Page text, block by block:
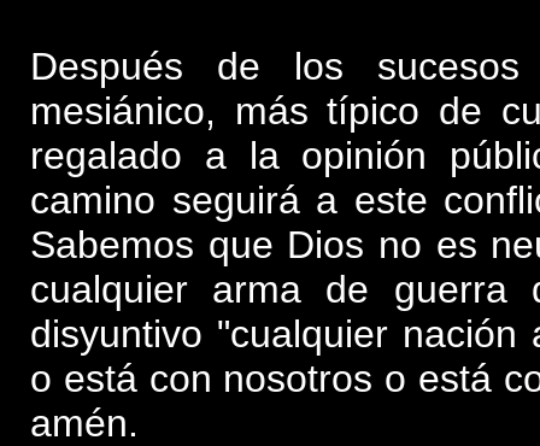
Después de los
mesiánico, más típico de
regalado a la opinión
camino seguirá a este
Sabemos que Dios no es
cualquier arma de guerra
disyuntivo "cualquier
o está con nosotros o está
amén.